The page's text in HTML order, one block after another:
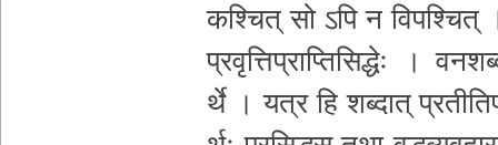
कश्चित् सो ऽपि न वि­प­श्चि­त्
प्र­वृ­त्ति­प्रा­प्तिसिद्धेः ।
र्थे । यत्र हि शब्दात्